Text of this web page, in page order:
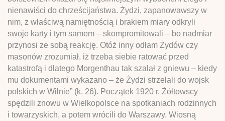
nienawiści do chrześcijaństwa. Żydzi, zapanowawszy w
nim, z właściwą namiętnością i brakiem miary odkryli
swoje karty i tym samem – skompromitowali – bo nadmiar
przynosi ze sobą reakcję. Otóż inny odłam Żydów czy
masonów zrozumiał, iż trzeba siebie ratować przed
katastrofą i dlatego Morgenthau tak szalał z gniewu – kiedy
mu dokumentami wykazano – że Żydzi strzelali do wojsk
polskich w Wilnie” (k. 26). Początek 1920 r. Żółtowscy
spędzili znowu w Wielkopolsce na spotkaniach rodzinnych
i towarzyskich, a potem wrócili do Warszawy. Wiosną